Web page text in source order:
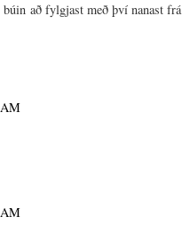
að fylgjast með því nanast frá